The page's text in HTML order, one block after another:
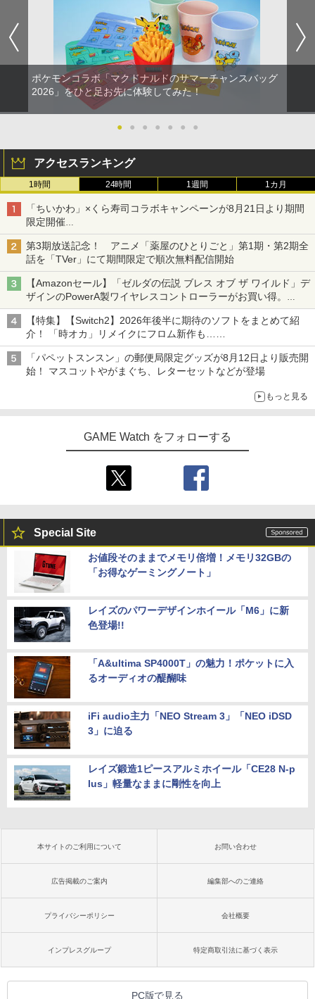
ポケモンコラボ「マクドナルドのサマーチャンスバッグ
2026」をひと足お先に体験してみた！
● ● ● ● ● ● ●
アクセスランキング
1時間 24時間 1週間 1カ月
「ちいかわ」×くら寿司コラボキャンペーンが8月21日より期間
限定開催
オリジナルの湯呑みや寿司皿が景品に登場！
第3期放送記念！ アニメ「薬屋のひとりごと」第1期・第2期全
話を「TVer」にて期間限定で順次無料配信開始
【Amazonセール】「ゼルダの伝説 ブレス オブ ザ ワイルド」デ
ザインのPowerA製ワイヤレスコントローラーがお買い得。
Switch2でも使用可能
【特集】【Switch2】2026年後半に期待のソフトをまとめて紹
介！ 「時オカ」リメイクにフロム新作も……
「パペットスンスン」の郵便局限定グッズが8月12日より販売開
始！ マスコットやがまぐち、レターセットなどが登場
もっと見る
GAME Watch をフォローする
Special Site
お値段そのままでメモリ倍増！メモリ32GBの
「お得なゲーミングノート」
レイズのパワーデザインホイール「M6」に新
色登場!!
「A&ultima SP4000T」の魅力！ポケットに入
るオーディオの醍醐味
iFi audio主力「NEO Stream 3」「NEO iDSD
3」に迫る
レイズ鍛造1ピースアルミホイール「CE28 N-p
lus」軽量なままに剛性を向上
本サイトのご利用について お問い合わせ
広告掲載のご案内 編集部へのご連絡
プライバシーポリシー 会社概要
インプレスグループ 特定商取引法に基づく表示
PC版で見る